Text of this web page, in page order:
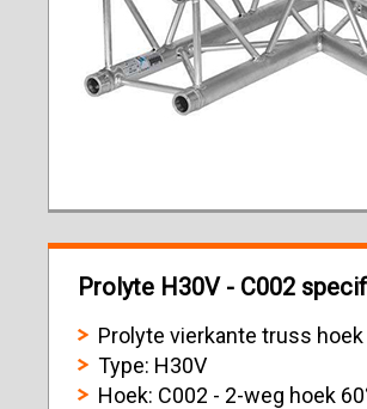
Prolyte H30V - C002
Prolyte vierkante truss hoek
Type: H30V
Hoek: C002 - 2-weg hoek